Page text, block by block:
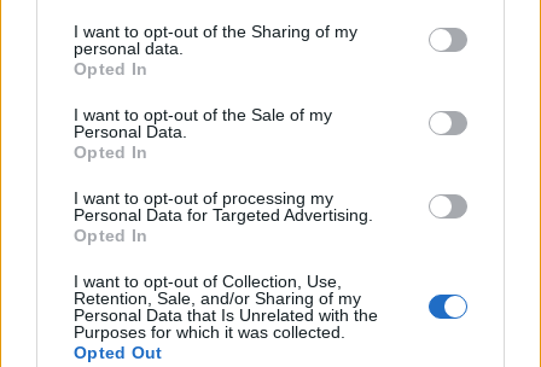
not limited to your visit or usage behaviour. You may click to
grant or deny consent to Google and its third-party tags to
use your data for below specified purposes in below Google
consent section.
I want to opt-out of the Sharing of my
personal data.
Opted In
I want to opt-out of the Sale of my
Personal Data.
Opted In
I want to opt-out of processing my
Personal Data for Targeted Advertising.
Opted In
I want to opt-out of Collection, Use,
Retention, Sale, and/or Sharing of my
Personal Data that Is Unrelated with the
Purposes for which it was collected.
Opted Out
Jön a Netflix Magyarországra
hírbehozó•2014. szeptember 26.
Azt már eddig is tudtuk, hogy aNetflix
Európában
terjeszkedik, csak az nem látszott eddig biztosnak,
Apple Watch: a töltőmániás Luis
Vuitton-generáció megméri a
pulzusát
hírbehozó•2014. szeptember 11.